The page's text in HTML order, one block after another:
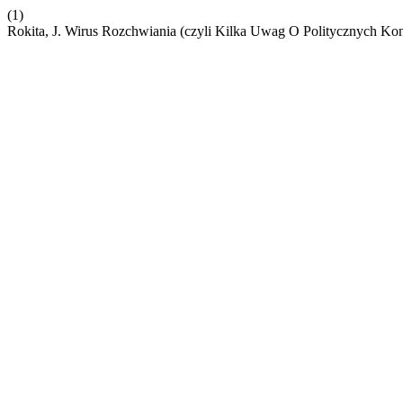
(1)
Rokita, J. Wirus Rozchwiania (czyli Kilka Uwag O Politycznych